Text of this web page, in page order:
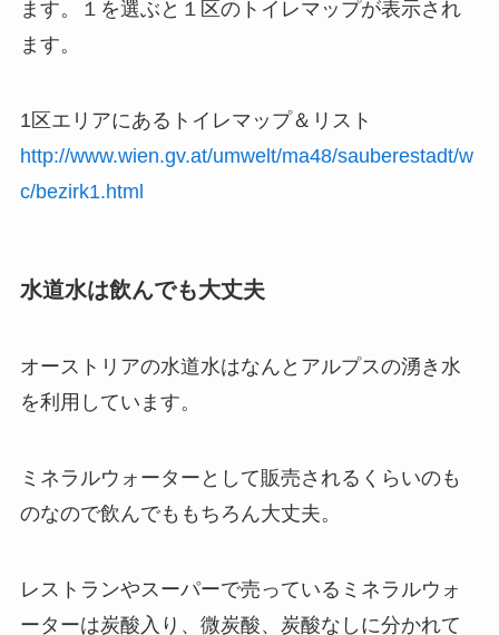
ます。１を選ぶと１区のトイレマップが表示され
ます。
1区エリアにあるトイレマップ＆リスト
http://www.wien.gv.at/umwelt/ma48/sauberestadt/w
c/bezirk1.html
水道水は飲んでも大丈夫
オーストリアの水道水はなんとアルプスの湧き水
を利用しています。
ミネラルウォーターとして販売されるくらいのも
のなので飲んでももちろん大丈夫。
レストランやスーパーで売っているミネラルウォ
ーターは炭酸入り、微炭酸、炭酸なしに分かれて